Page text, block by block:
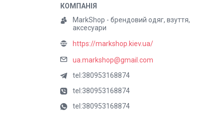
MarkShop - брендовий одяг, взуття,
аксесуари
https://markshop.kiev.ua/
ua.markshop@gmail.com
tel:380953168874
tel:380953168874
tel:380953168874